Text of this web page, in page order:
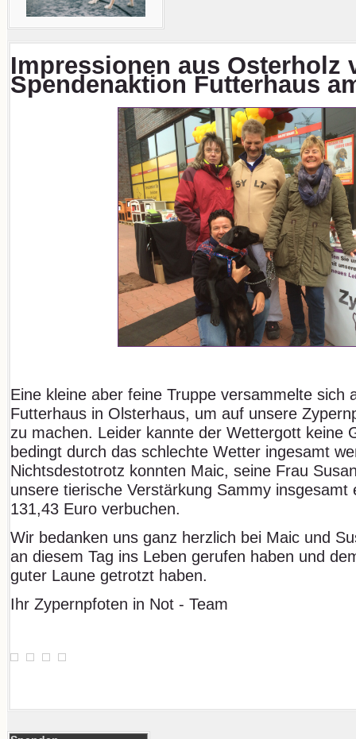
Impressionen aus Osterholz
Spendenaktion Futterhaus
Eine kleine aber feine Truppe versammelte sich
Futterhaus in Olsterhaus, um auf unsere
zu machen. Leider kannte der Wettergott keine
bedingt durch das schlechte Wetter ingesamt
Nichtsdestotrotz konnten Maic, seine Frau
unsere tierische Verstärkung Sammy insgesamt
131,43 Euro verbuchen.
Wir bedanken uns ganz herzlich bei Maic und
an diesem Tag ins Leben gerufen haben und
guter Laune getrotzt haben.
Ihr Zypernpfoten in Not - Team